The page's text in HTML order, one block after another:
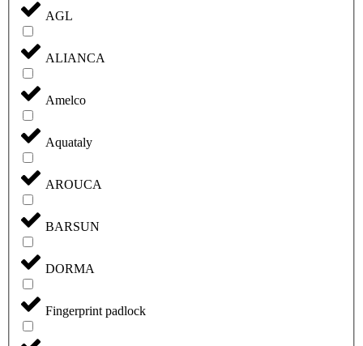
AGL
ALIANCA
Amelco
Aquataly
AROUCA
BARSUN
DORMA
Fingerprint padlock